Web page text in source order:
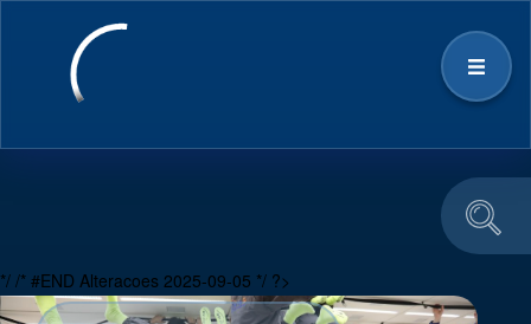
*/ /* #END Alteracoes 2025-09-05 */ ?>